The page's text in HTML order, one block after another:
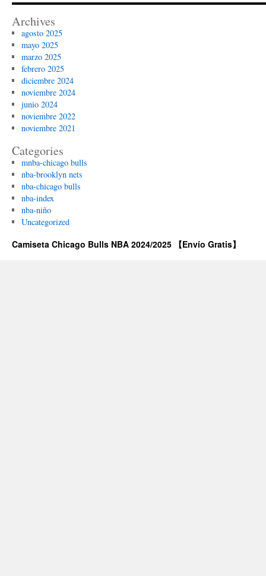
Archives
agosto 2025
mayo 2025
marzo 2025
febrero 2025
diciembre 2024
noviembre 2024
junio 2024
noviembre 2022
noviembre 2021
Categories
mnba-chicago bulls
nba-brooklyn nets
nba-chicago bulls
nba-index
nba-niño
Uncategorized
Camiseta Chicago Bulls NBA 2024/2025 【Envío Gratis】